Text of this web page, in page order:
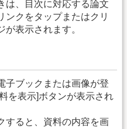
は、目次に対応する論文
ンクをタップまたはクリ
表示されます。
子ブックまたは画像が登
を表示]ボタンが表示され
すると、資料の内容を画